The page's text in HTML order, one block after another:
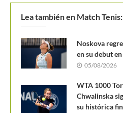
Lea también en Match Tenis:
Noskova
en su debut
05/08/2026
WTA 1000
Chwalinska
su histórica